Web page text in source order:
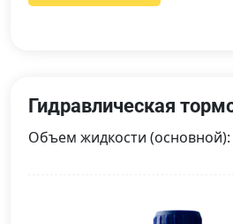
Гидравлическая
Объем жидкости (основной):